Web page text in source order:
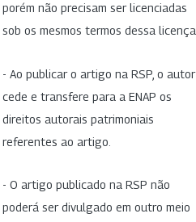
porém não precisam ser licenciadas
sob os mesmos termos dessa licença.
- Ao publicar o artigo na RSP, o autor
cede e transfere para a ENAP os
direitos autorais patrimoniais
referentes ao artigo.
- O artigo publicado na RSP não
poderá ser divulgado em outro meio